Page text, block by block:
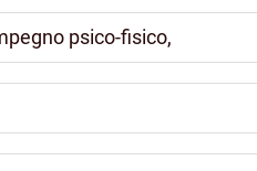
psico-fisico,